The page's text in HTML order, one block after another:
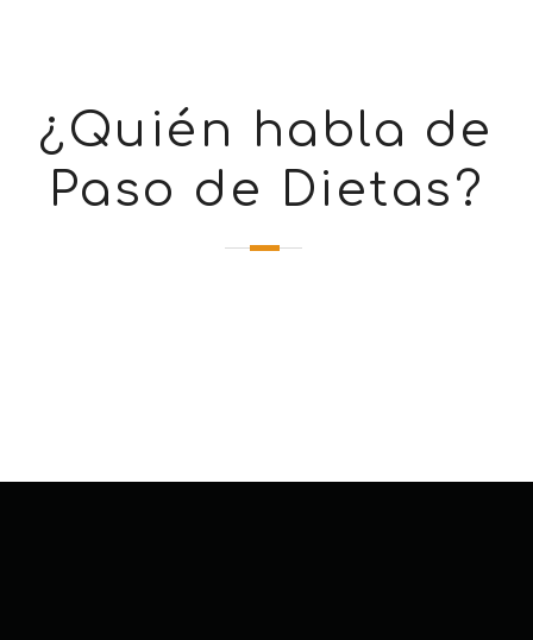
¿Quién habla de
Paso de Dietas?